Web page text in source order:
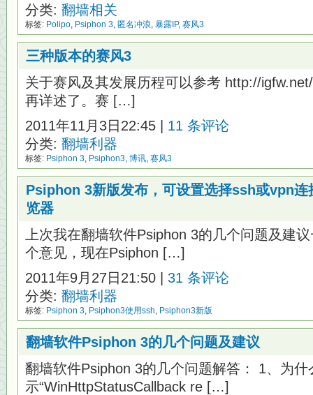
分类: 翻墙相关
标签: Polipo, Psiphon 3, 匿名冲浪, 暴露IP, 赛风3
三种版本的赛风3
关于赛风及其发展历程可以参考 http://
再详述了。赛 […]
2011年11月3日22:45 | 11 条评论
分类: 翻墙利器
标签: Psiphon 3, Psiphon3, 博讯, 赛风3
Psiphon 3新版发布，可设置选择ssh或vpn连
览器
上次我在翻墙软件Psiphon 3的几个问题及建
个意见，现在Psiphon […]
2011年9月27日21:50 | 31 条评论
分类: 翻墙利器
标签: Psiphon 3, Psiphon3使用ssh, Psiphon3新版
翻墙软件Psiphon 3的几个问题及建议
翻墙软件Psiphon 3的几个问题解答： 1、为什
示“WinHttpStatusCallback re […]